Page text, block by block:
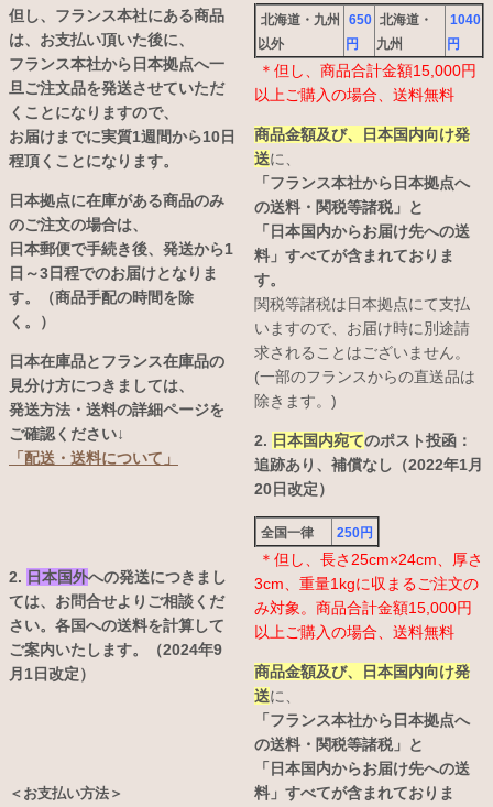
但し、フランス本社にある商品
は、お支払い頂いた後に、
フランス本社から日本拠点へ一
旦ご注文品を発送させていただ
くことになりますので、
お届けまでに実質1週間から10日
程頂くことになります。
日本拠点に在庫がある商品のみ
のご注文の場合は、
日本郵便で手続き後、発送から1
日～3日程でのお届けとなりま
す。（商品手配の時間を除
く。）
日本在庫品とフランス在庫品の
見分け方につきましては、
発送方法・送料の詳細ページを
ご確認ください↓
「配送・送料について」
2. 日本国外への発送につきまし
ては、お問合せよりご相談くだ
さい。各国への送料を計算して
ご案内いたします。（2024年9
月1日改定）
＜お支払い方法＞
北海道・九州
以外
650
円
北海道・
九州
1040
円
＊但し、商品合計金額15,000円
以上ご購入の場合、送料無料
商品金額及び、日本国内向け発
送に、
「フランス本社から日本拠点へ
の送料・関税等諸税」と
「日本国内からお届け先への送
料」すべてが含まれておりま
す。
関税等諸税は日本拠点にて支払
いますので、お届け時に別途請
求されることはございません。
(一部のフランスからの直送品は
除きます。)
2. 日本国内宛てのポスト投函：
追跡あり、補償なし（2022年1月
20日改定）
全国一律 250円
＊但し、長さ25cm×24cm、厚さ
3cm、重量1kgに収まるご注文の
み対象。商品合計金額15,000円
以上ご購入の場合、送料無料
商品金額及び、日本国内向け発
送に、
「フランス本社から日本拠点へ
の送料・関税等諸税」と
「日本国内からお届け先への送
料」すべてが含まれておりま